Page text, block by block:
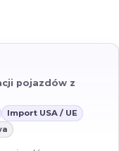
pojazdów z
Import USA / UE